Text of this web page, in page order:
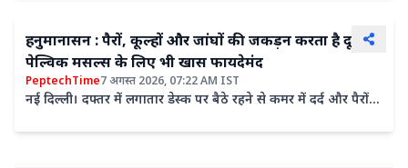
हनुमानासन : पैरों, कूल्हों और जांघों की जकड़न करता है दूर,
पेल्विक मसल्स के लिए भी खास फायदेमंद
PeptechTime7 अगस्त 2026, 07:22 AM IST
नई दिल्ली। दफ्तर में लगातार डेस्क पर बैठे रहने से कमर में दर्द और पैरों